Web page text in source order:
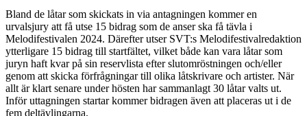
Bland de låtar som skickats in via antagningen kommer en
urvalsjury att få utse 15 bidrag som de anser ska få tävla i
Melodifestivalen 2024. Därefter utser SVT:s Melodifestivalredaktion
ytterligare 15 bidrag till startfältet, vilket både kan vara låtar som
juryn haft kvar på sin reservlista efter slutomröstningen och/eller
genom att skicka förfrågningar till olika låtskrivare och artister. När
allt är klart senare under hösten har sammanlagt 30 låtar valts ut.
Inför uttagningen startar kommer bidragen även att placeras ut i de
fem deltävlingarna.